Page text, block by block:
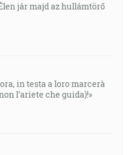
jár majd az hullámtörő
in testa a loro marcerà
l’ariete che guida)!»